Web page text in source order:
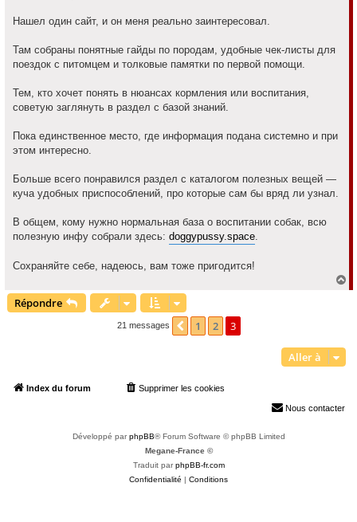
Нашел один сайт, и он меня реально заинтересовал.
Там собраны понятные гайды по породам, удобные чек-листы для
поездок с питомцем и толковые памятки по первой помощи.
Тем, кто хочет понять в нюансах кормления или воспитания,
советую заглянуть в раздел с базой знаний.
Пока единственное место, где информация подана системно и при
этом интересно.
Больше всего понравился раздел с каталогом полезных вещей —
куча удобных приспособлений, про которые сам бы вряд ли узнал.
В общем, кому нужно нормальная база о воспитании собак, всю
полезную инфу собрали здесь: doggypussy.space.
Сохраняйте себе, надеюсь, вам тоже пригодится!
a
Répondre
21 messages Précédente
1 2 3
Aller à
Index du forum Supprimer les cookies
Nous contacter
Développé parphpBB® Forum Software © phpBB Limited
Megane-France ©
Traduit parphpBB-fr.com
Confidentialité | Conditions